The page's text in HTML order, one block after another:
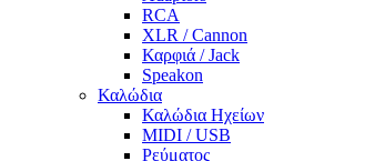
RCA
XLR / Cannon
Καρφιά / Jack
Speakon
Καλώδια
Καλώδια Ηχείων
MIDI / USB
Ρεύματος